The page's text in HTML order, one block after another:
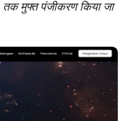
मुफ्त पंजीकरण किया जा